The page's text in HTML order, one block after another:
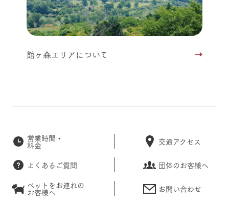
館ヶ森エリアについて
営業時間・
料金 交通アクセス
よくあるご質問
団体のお客様へ
ペットをお連れの
お客様へ お問い合わせ